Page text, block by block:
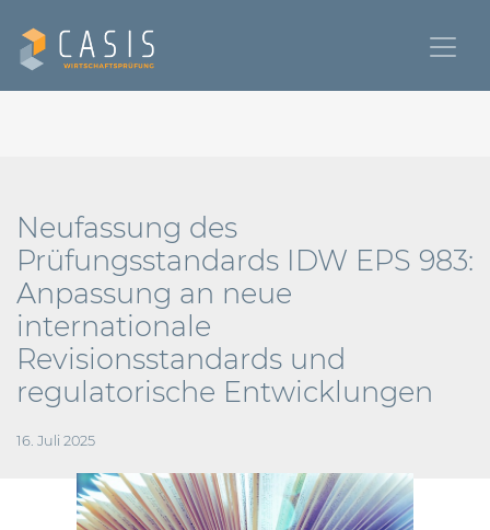
Neufassung des
Prüfungsstandards IDW EPS 983:
Anpassung an neue
internationale
Revisionsstandards und
regulatorische Entwicklungen
16. Juli 2025